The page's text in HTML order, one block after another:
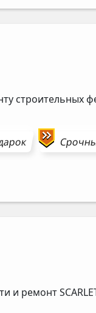
строительных
и ремонт